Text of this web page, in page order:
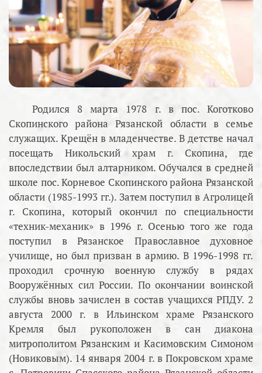
Родился 8 марта 1978 г. в пос. Коготково
Скопинского района Рязанской области в семье
служащих. Крещён в младенчестве. В детстве начал
посещать Никольский храм г. Скопина, где
впоследствии был алтарником. Обучался в средней
школе пос. Корневое Скопинского района Рязанской
области (1985-1993 гг.). Затем поступил в Агролицей
г. Скопина, который окончил по специальности
«техник-механик» в 1996 г. Осенью того же года
поступил в Рязанское Православное духовное
училище, но был призван в армию. В 1996-1998 гг.
проходил срочную военную службу в рядах
Вооружённых сил России. По окончании воинской
службы вновь зачислен в состав учащихся РПДУ. 2
августа 2000 г. в Ильинском храме Рязанского
Кремля был рукоположен в сан диакона
митрополитом Рязанским и Касимовским Симоном
(Новиковым). 14 января 2004 г. в Покровском храме